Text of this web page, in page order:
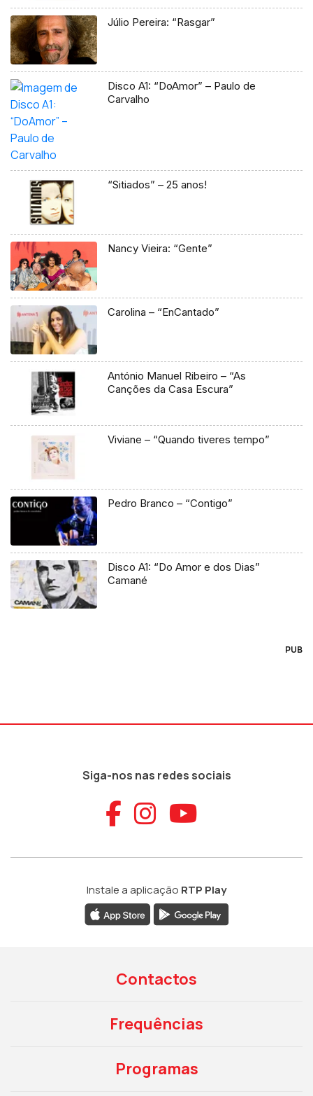
Júlio Pereira: “Rasgar”
Disco A1: “DoAmor” – Paulo de
Carvalho
“Sitiados” – 25 anos!
Nancy Vieira: “Gente”
Carolina – “EnCantado”
António Manuel Ribeiro – “As
Canções da Casa Escura”
Viviane – “Quando tiveres tempo”
Pedro Branco – “Contigo”
Disco A1: “Do Amor e dos Dias”
Camané
PUB
Siga-nos nas redes sociais
Aceder ao
Aceder ao
Aceder
Instale a aplicação RTP Play
Contactos
Frequências
Programas